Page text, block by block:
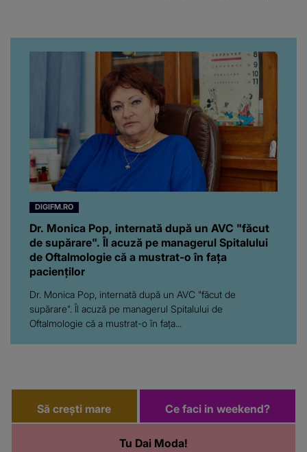
da, frumoasa iubită a lui
Florin Ristei e...
DIGIFM.RO
Dr. Monica Pop, internată după un AVC "făcut
de supărare". Îl acuză pe managerul Spitalului
de Oftalmologie că a mustrat-o în fața
pacienților
Dr. Monica Pop, internată după un AVC "făcut de
supărare". Îl acuză pe managerul Spitalului de
Oftalmologie că a mustrat-o în fața...
Să crești mare
Tu Dai Moda!
Ce faci in weekend?